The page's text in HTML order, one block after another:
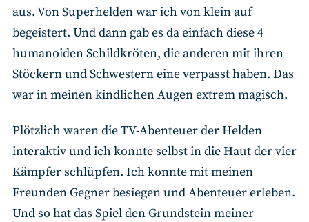
aus. Von Superhelden war ich von klein auf
begeistert. Und dann gab es da einfach diese 4
humanoiden Schildkröten, die anderen mit ihren
Stöckern und Schwestern eine verpasst haben. Das
war in meinen kindlichen Augen extrem magisch.
Plötzlich waren die TV-Abenteuer der Helden
interaktiv und ich konnte selbst in die Haut der vier
Kämpfer schlüpfen. Ich konnte mit meinen
Freunden Gegner besiegen und Abenteuer erleben.
Und so hat das Spiel den Grundstein meiner